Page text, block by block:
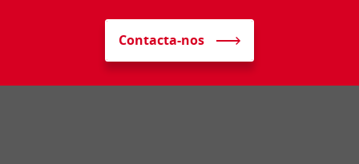
Contacta-nos